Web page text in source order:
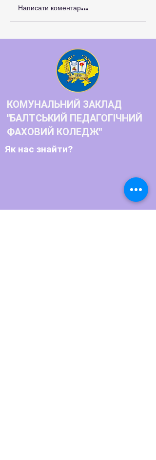
Нові можливості для
прав молоді
Написати коментар...
КОМУНАЛЬНИЙ ЗАКЛАД
"БАЛТСЬКИЙ ПЕДАГОГІЧНИЙ
ФАХОВИЙ КОЛЕДЖ"
Як нас знайти?